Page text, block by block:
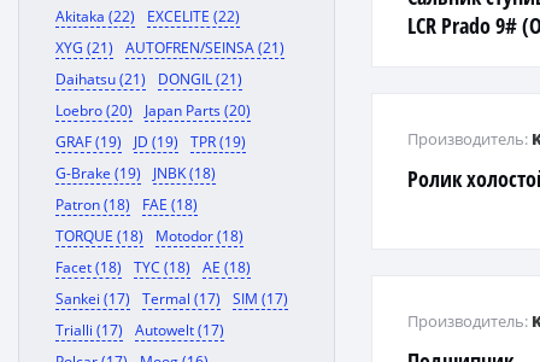
Akitaka (22)
EXCELITE (22)
XYG (21)
AUTOFREN/SEINSA (21)
Daihatsu (21)
DONGIL (21)
Loebro (20)
Japan Parts (20)
GRAF (19)
JD (19)
TPR (19)
G-Brake (19)
JNBK (18)
Patron (18)
FAE (18)
TORQUE (18)
Motodor (18)
Facet (18)
TYC (18)
AE (18)
Sankei (17)
Termal (17)
SIM (17)
Trialli (17)
Autowelt (17)
LCR Prado 9#
Ролик
Производитель:
Производитель: